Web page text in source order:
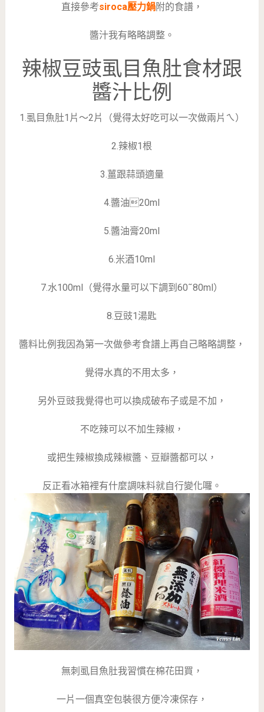
直接參考siroca壓力鍋附的食譜，
醬汁我有略略調整。
辣椒豆豉虱目魚肚食材跟
醬汁比例
1.虱目魚肚1片～2片（覺得太好吃可以一次做兩片ㄟ）
2.辣椒1根
3.薑跟蒜頭適量
4.醬油20ml
5.醬油膏20ml
6.米酒10ml
7.水100ml（覺得水量可以下調到60˜80ml）
8.豆豉1湯匙
醬料比例我因為第一次做參考食譜上再自己略略調整，
覺得水真的不用太多，
另外豆豉我覺得也可以換成破布子或是不加，
不吃辣可以不加生辣椒，
或把生辣椒換成辣椒醬、豆瓣醬都可以，
反正看冰箱裡有什麼調味料就自行變化囉。
無刺虱目魚肚我習慣在棉花田買，
一片一個真空包裝很方便冷凍保存，